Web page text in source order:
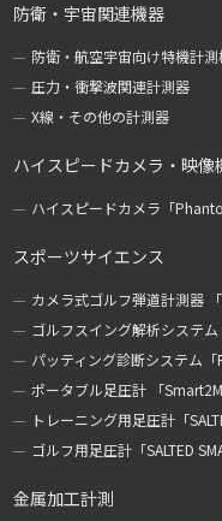
防衛・宇宙関連機器
防衛・航空宇宙向け特機計
圧力・衝撃波関連計測器
X線・その他の計測器
ハイスピードカメラ・映像
ハイスピードカメラ「
スポーツサイエンス
カメラ式ゴルフ弾道計測器
ゴルフスイング解析システム
パッティング診断システム「
ポータブル足圧計 「
トレーニング用足圧計「
ゴルフ用足圧計「SALTED
金属加工計測